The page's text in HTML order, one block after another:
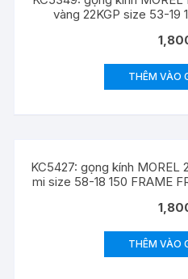
vàng 22KGP size 53-19
THÊM VÀO
KC5427: gọng kính MOREL
mi size 58-18 150 FRAME
THÊM VÀO